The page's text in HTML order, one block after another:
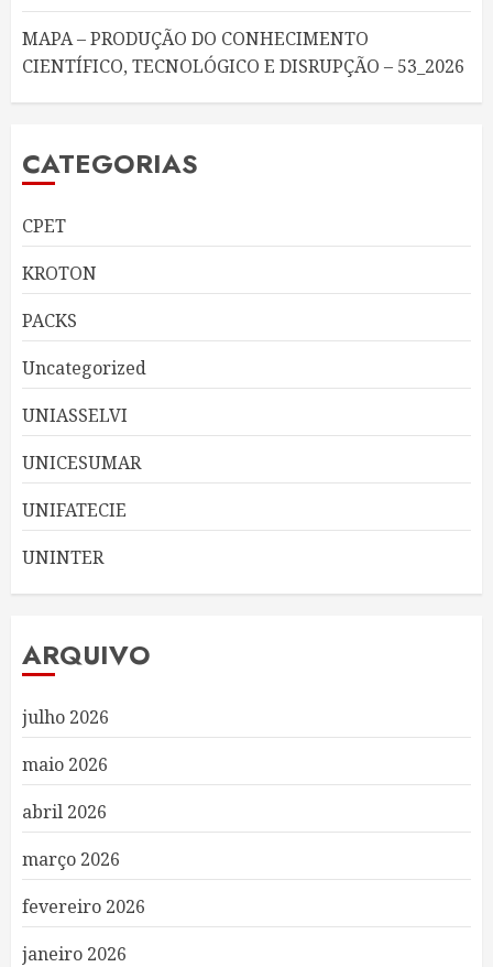
MAPA – PRODUÇÃO DO CONHECIMENTO
CIENTÍFICO, TECNOLÓGICO E DISRUPÇÃO – 53_2026
CATEGORIAS
CPET
KROTON
PACKS
Uncategorized
UNIASSELVI
UNICESUMAR
UNIFATECIE
UNINTER
ARQUIVO
julho 2026
maio 2026
abril 2026
março 2026
fevereiro 2026
janeiro 2026